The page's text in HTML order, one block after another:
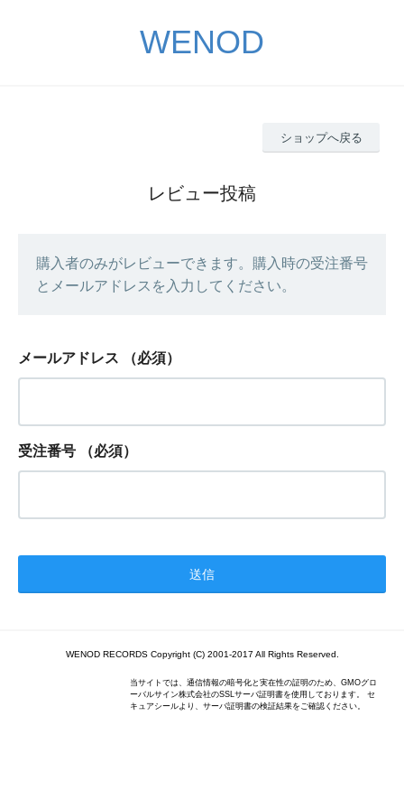
WENOD
ショップへ戻る
レビュー投稿
購入者のみがレビューできます。購入時の受注番号
とメールアドレスを入力してください。
メールアドレス （必須）
受注番号 （必須）
WENOD RECORDS Copyright (C) 2001-2017 All Rights Reserved.
当サイトでは、通信情報の暗号化と実在性の証明のため、GMOグロ
ーバルサイン株式会社のSSLサーバ証明書を使用しております。 セ
キュアシールより、サーバ証明書の検証結果をご確認ください。